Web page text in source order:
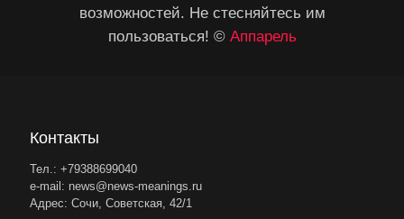
возможностей. Не стесняйтесь им
пользоваться! © Аппарель
Контакты
Тел.: +79388699040
e-mail: news@news-meanings.ru
Адрес: Сочи, Советская, 42/1